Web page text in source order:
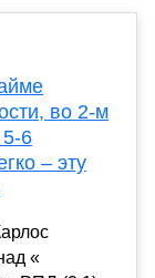
во 2-м
6
– эту
«